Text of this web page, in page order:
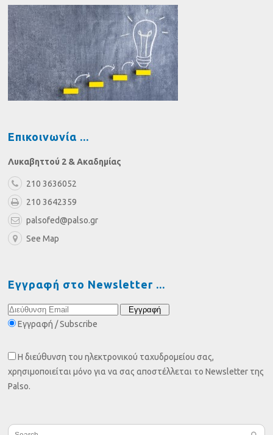
Επικοινωνία
Λυκαβηττού 2 & Ακαδημίας
210 3636052
210 3642359
palsofed@palso.gr
See Map
Εγγραφή στο Newsletter
Εγγραφή / Subscribe
Η διεύθυνση του ηλεκτρονικού ταχυδρομείου σας,
χρησιμοποιείται μόνο για να σας αποστέλλεται το Newsletter της
Palso.